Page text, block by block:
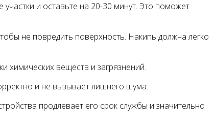
и оставьте на 20-30 минут. Это поможет
не повредить поверхность. Накипь должна легко
химических веществ и загрязнений.
и не вызывает лишнего шума.
продлевает его срок службы и значительно